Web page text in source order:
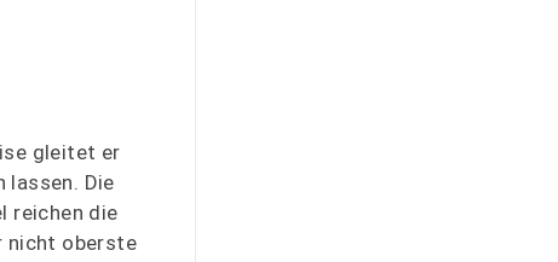
gleitet er
lassen. Die
reichen die
nicht oberste